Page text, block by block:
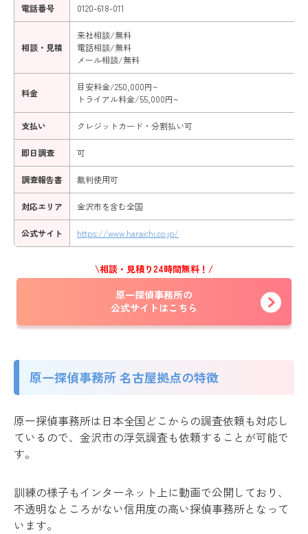
電話番号 0120-618-011
相談・見積
来社相談/無料
電話相談/無料
メール相談/無料
料金
目安料金/250,000円~
トライアル料金/55,000円~
支払い クレジットカード・分割払い可
即日調査 可
調査報告書 裁判使用可
対応エリア 金沢市を含む全国
公式サイト https://www.haraichi.co.jp/
\相談・見積り24時間無料！/
原一探偵事務所の
公式サイトはこちら
原一探偵事務所 名古屋拠点の特徴
原一探偵事務所は日本全国どこからの調査依頼も対応し
ているので、金沢市の浮気調査も依頼することが可能で
す。
訓練の様子もインターネット上に動画で公開しており、
不透明なところがない信用度の高い探偵事務所となって
います。